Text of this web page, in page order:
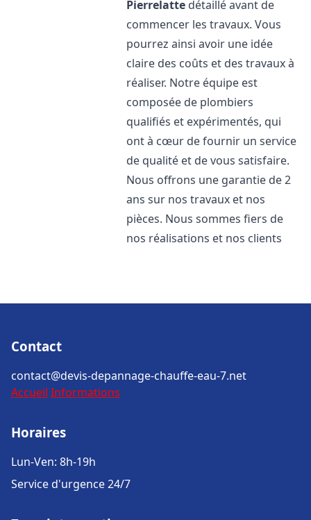
Pierrelatte détaillé avant de
commencer les travaux. Vous
pourrez ainsi avoir une idée
claire des coûts et des travaux à
réaliser. Notre équipe est
composée de plombiers
qualifiés et expérimentés, qui
ont à cœur de fournir un service
de qualité et de vous satisfaire.
Nous offrons une garantie de 2
ans sur nos travaux et nos
pièces. Nous sommes fiers de
nos réalisations et nos clients
Contact
contact@devis-depannage-chauffe-eau-7.net
Accueil Informations
Horaires
Lun-Ven: 8h-19h
Service d'urgence 24/7